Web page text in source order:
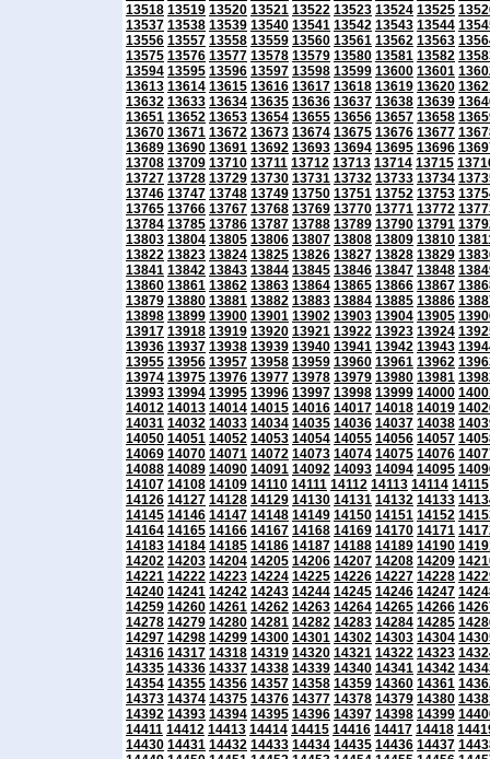
13518 13519 13520 13521 13522 13523 13524 13525
13537 13538 13539 13540 13541 13542 13543 13544
13556 13557 13558 13559 13560 13561 13562 13563
13575 13576 13577 13578 13579 13580 13581 13582
13594 13595 13596 13597 13598 13599 13600 13601
13613 13614 13615 13616 13617 13618 13619 13620
13632 13633 13634 13635 13636 13637 13638 13639
13651 13652 13653 13654 13655 13656 13657 13658
13670 13671 13672 13673 13674 13675 13676 13677
13689 13690 13691 13692 13693 13694 13695 13696
13708 13709 13710 13711 13712 13713 13714 13715
13727 13728 13729 13730 13731 13732 13733 13734
13746 13747 13748 13749 13750 13751 13752 13753
13765 13766 13767 13768 13769 13770 13771 13772
13784 13785 13786 13787 13788 13789 13790 13791
13803 13804 13805 13806 13807 13808 13809 13810
13822 13823 13824 13825 13826 13827 13828 13829
13841 13842 13843 13844 13845 13846 13847 13848
13860 13861 13862 13863 13864 13865 13866 13867
13879 13880 13881 13882 13883 13884 13885 13886
13898 13899 13900 13901 13902 13903 13904 13905
13917 13918 13919 13920 13921 13922 13923 13924
13936 13937 13938 13939 13940 13941 13942 13943
13955 13956 13957 13958 13959 13960 13961 13962
13974 13975 13976 13977 13978 13979 13980 13981
13993 13994 13995 13996 13997 13998 13999 14000
14012 14013 14014 14015 14016 14017 14018 14019
14031 14032 14033 14034 14035 14036 14037 14038
14050 14051 14052 14053 14054 14055 14056 14057
14069 14070 14071 14072 14073 14074 14075 14076
14088 14089 14090 14091 14092 14093 14094 14095
14107 14108 14109 14110 14111 14112 14113 14114 14115
14126 14127 14128 14129 14130 14131 14132 14133
14145 14146 14147 14148 14149 14150 14151 14152
14164 14165 14166 14167 14168 14169 14170 14171
14183 14184 14185 14186 14187 14188 14189 14190
14202 14203 14204 14205 14206 14207 14208 14209
14221 14222 14223 14224 14225 14226 14227 14228
14240 14241 14242 14243 14244 14245 14246 14247
14259 14260 14261 14262 14263 14264 14265 14266
14278 14279 14280 14281 14282 14283 14284 14285
14297 14298 14299 14300 14301 14302 14303 14304
14316 14317 14318 14319 14320 14321 14322 14323
14335 14336 14337 14338 14339 14340 14341 14342
14354 14355 14356 14357 14358 14359 14360 14361
14373 14374 14375 14376 14377 14378 14379 14380
14392 14393 14394 14395 14396 14397 14398 14399
14411 14412 14413 14414 14415 14416 14417 14418
14430 14431 14432 14433 14434 14435 14436 14437